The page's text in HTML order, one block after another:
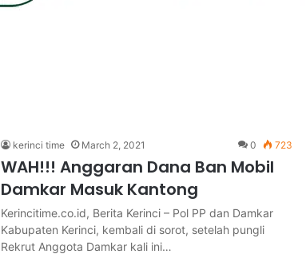
kerinci time March 2, 2021 0 723
WAH!!! Anggaran Dana Ban Mobil
Damkar Masuk Kantong
Kerincitime.co.id, Berita Kerinci – Pol PP dan Damkar
Kabupaten Kerinci, kembali di sorot, setelah pungli
Rekrut Anggota Damkar kali ini…